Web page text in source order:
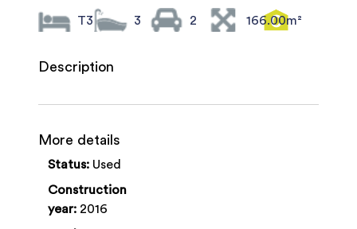
T3 3 2 166.00m²
Description
More details
Status: Used
Construction
year: 2016